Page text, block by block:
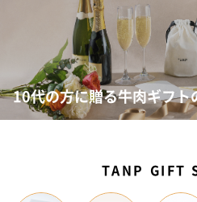
10代の方に贈る牛肉ギフト
TANP GIFT